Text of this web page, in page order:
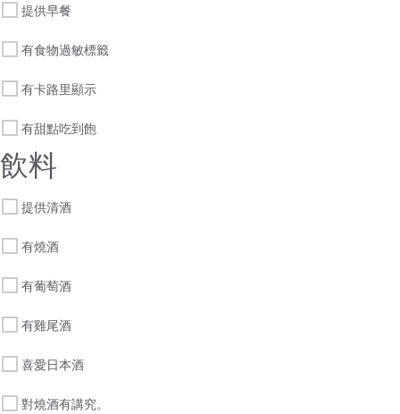
提供早餐
有食物過敏標籤
有卡路里顯示
有甜點吃到飽
飲料
提供清酒
有燒酒
有葡萄酒
有雞尾酒
喜愛日本酒
對燒酒有講究。